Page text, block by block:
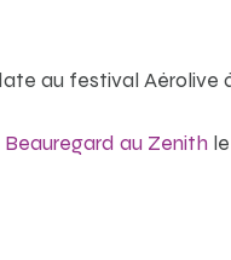
au festival
Beauregard au Zenith